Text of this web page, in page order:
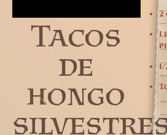
Tacos
de
hongo
2
1